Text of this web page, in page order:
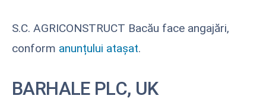
S.C. AGRICONSTRUCT Bacău face angajări,
conform anunțului atașat.
BARHALE PLC, UK